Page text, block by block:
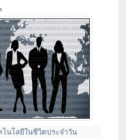
โนโลยีในชีวิตประจำวัน